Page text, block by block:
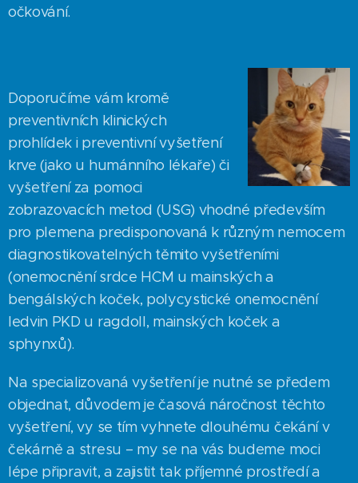
očkování.
Doporučíme vám kromě
preventivních klinických
prohlídek i preventivní vyšetření
krve (jako u humánního lékaře) či
vyšetření za pomoci
zobrazovacích metod (USG) vhodné především
pro plemena predisponovaná k různým nemocem
diagnostikovatelných těmito vyšetřeními
(onemocnění srdce HCM u mainských a
bengálských koček, polycystické onemocnění
ledvin PKD u ragdoll, mainských koček a
sphynxů).
Na specializovaná vyšetření je nutné se předem
objednat, důvodem je časová náročnost těchto
vyšetření, vy se tím vyhnete dlouhému čekání v
čekárně a stresu – my se na vás budeme moci
lépe připravit, a zajistit tak příjemné prostředí a